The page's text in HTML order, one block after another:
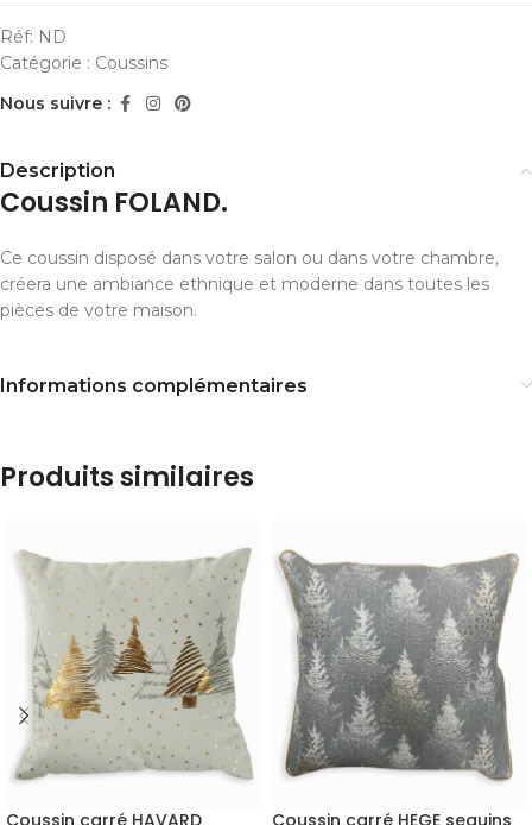
Réf: ND
Catégorie : Coussins
Nous suivre :
Description
Coussin FOLAND.
Ce coussin disposé dans votre salon ou dans votre chambre,
créera une ambiance ethnique et moderne dans toutes les
pièces de votre maison.
Informations complémentaires
Produits similaires
Coussin carré HAVARD Coussin carré HEGE sequins